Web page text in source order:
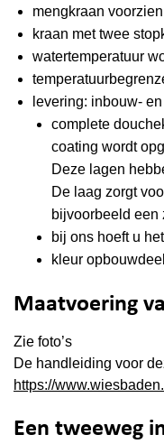
mengkraan
kraan met twee
watertemperatuur
levering: inbouw-
complete
coating wordt
Deze lagen
De laag zorgt
bijvoorbeeld een
bij ons hoeft u
kleur
Maatvoering
Zie foto’s
De handleiding voor
https://
Een tweeweg